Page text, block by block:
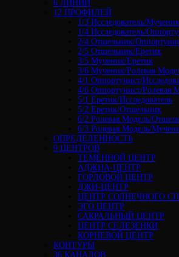
6 ЛИНИЙ
12 ПРОФИЛЕЙ
1/3 Исследователь/Мученик
1/4 Исследователь/
2/4 Отшельник/
2/5 Отшельник/Еретик
3/5 Мученик/Еретик
3/6 Мученик/Ролевая
4/1 Оппортунист/
4/6 Оппортунист/Ролевая
5/1 Еретик/Исследователь
5/2 Еретик/Отшельник
6/2 Ролевая Модель/
6/3 Ролевая Модель/
ОПРЕДЕЛЕННОСТЬ
9 ЦЕНТРОВ
ТЕМЕННОЙ ЦЕНТР
АДЖНА-ЦЕНТР
ГОРЛОВОЙ ЦЕНТР
ДЖИ-ЦЕНТР
ЦЕНТР СОЛНЕЧНОГО
ЭГО ЦЕНТР
САКРАЛЬНЫЙ ЦЕНТР
ЦЕНТР СЕЛЕЗЕНКИ
КОРНЕВОЙ ЦЕНТР
КОНТУРЫ
36 КАНАЛОВ